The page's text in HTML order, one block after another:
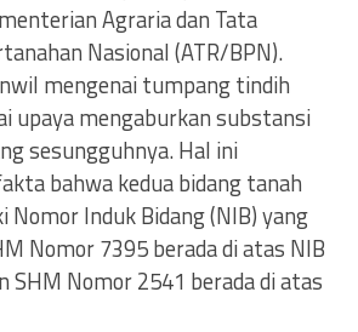
Agraria dan Tata
Nasional (ATR/BPN).
mengenai tumpang tindih
upaya mengaburkan substansi
sesungguhnya. Hal ini
bahwa kedua bidang tanah
Induk Bidang (NIB) yang
Nomor 7395 berada di atas NIB
SHM Nomor 2541 berada di atas